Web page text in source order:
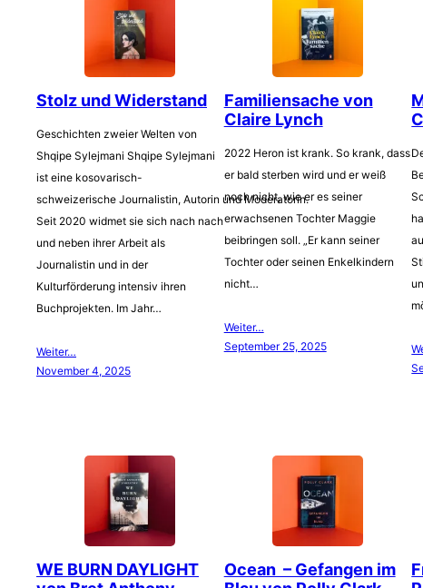
Stolz und Widerstand
Geschichten zweier Welten von
Shqipe Sylejmani Shqipe Sylejmani
ist eine kosovarisch-
schweizerische Journalistin, Autorin und Moderatorin.
Seit 2020 widmet sie sich nach nach
und neben ihrer Arbeit als
Journalistin und in der
Kulturförderung intensiv ihren
Buchprojekten. Im Jahr…
Weiter…
November 4, 2025
Familiensache von
Claire Lynch
2022 Heron ist krank. So krank, dass
er bald sterben wird und er weiß
noch nicht, wie er es seiner
erwachsenen Tochter Maggie
beibringen soll. „Er kann seiner
Tochter oder seinen Enkelkindern
nicht…
Weiter…
September 25, 2025
WE BURN DAYLIGHT
Ocean – Gefangen im